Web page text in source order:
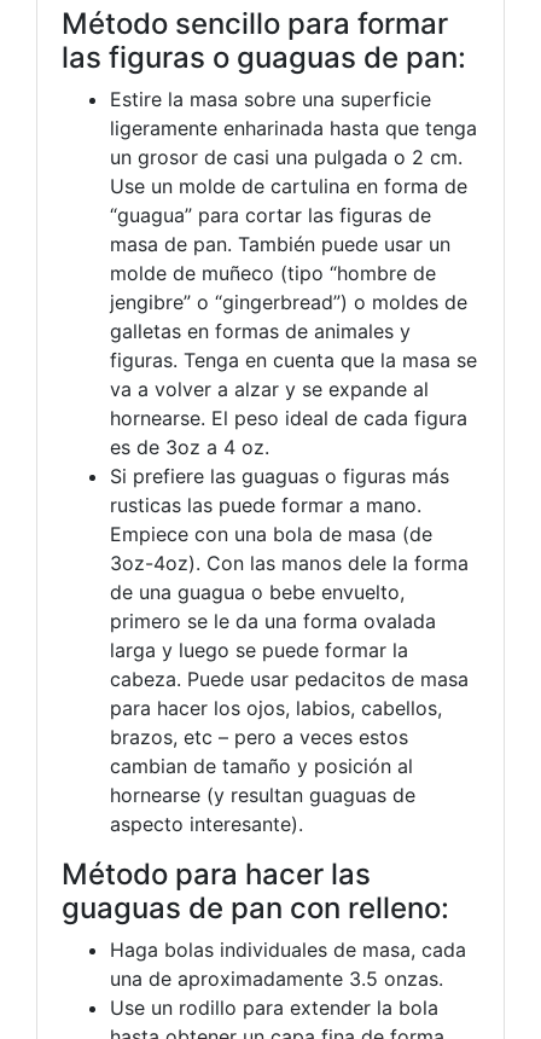
Método sencillo para formar
las figuras o guaguas de pan:
Estire la masa sobre una superficie
ligeramente enharinada hasta que tenga
un grosor de casi una pulgada o 2 cm.
Use un molde de cartulina en forma de
“guagua” para cortar las figuras de
masa de pan. También puede usar un
molde de muñeco (tipo “hombre de
jengibre” o “gingerbread”) o moldes de
galletas en formas de animales y
figuras. Tenga en cuenta que la masa se
va a volver a alzar y se expande al
hornearse. El peso ideal de cada figura
es de 3oz a 4 oz.
Si prefiere las guaguas o figuras más
rusticas las puede formar a mano.
Empiece con una bola de masa (de
3oz-4oz). Con las manos dele la forma
de una guagua o bebe envuelto,
primero se le da una forma ovalada
larga y luego se puede formar la
cabeza. Puede usar pedacitos de masa
para hacer los ojos, labios, cabellos,
brazos, etc – pero a veces estos
cambian de tamaño y posición al
hornearse (y resultan guaguas de
aspecto interesante).
Método para hacer las
guaguas de pan con relleno:
Haga bolas individuales de masa, cada
una de aproximadamente 3.5 onzas.
Use un rodillo para extender la bola